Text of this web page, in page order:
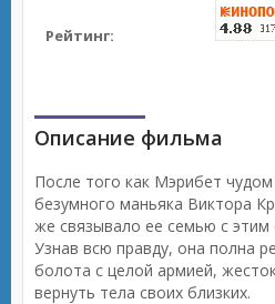
Рейтинг:
Описание фильма
После того как Мэрибет
безумного маньяка Виктора
же связывало ее семью с
Узнав всю правду, она полна
болота с целой армией,
вернуть тела своих близких.